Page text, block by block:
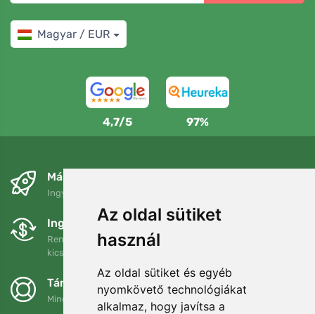
Az oldal sütiket
használ
Az oldal sütiket és egyéb
nyomkövető technológiákat
alkalmaz, hogy javítsa a
Magyar / EUR
4,7/5 97%
Másnapra és ingyenesen
Ingyenes szállítás a következő összeg felett: 80 EUR
Ingyenes csere és visszaküldés
Rendelését 90 napon belül bármikor visszaküldheti vagy
kicserélheti.
Támogatjuk a Trees.org-ot
Minden megrendelésért ültetünk egy fát! Bővebben